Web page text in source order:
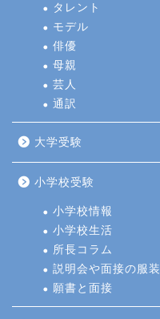
タレント
モデル
俳優
母親
芸人
通訳
大学受験
小学校受験
小学校情報
小学校生活
所長コラム
説明会や面接の服装
願書と面接